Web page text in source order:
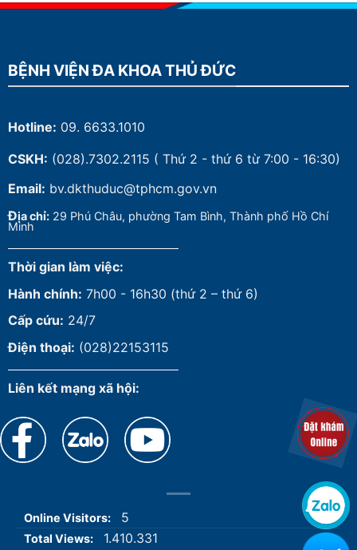
BỆNH VIỆN ĐA KHOA THỦ ĐỨC
Hotline: 09. 6633.1010
CSKH: (028).7302.2115 ( Thứ 2 - thứ 6 từ 7:00 - 16:30)
Email: bv.dkthuduc@tphcm.gov.vn
Địa chỉ: 29 Phú Châu, phường Tam Bình, Thành phố Hồ Chí
Minh
Thời gian làm việc:
Hành chính: 7h00 - 16h30 (thứ 2 – thứ 6)
Cấp cứu: 24/7
Điện thoại: (028)22153115
Liên kết mạng xã hội:
Online Visitors: 5
Total Views: 1.410.331